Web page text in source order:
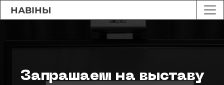
НАВІНЫ
Запрашаем на выставу